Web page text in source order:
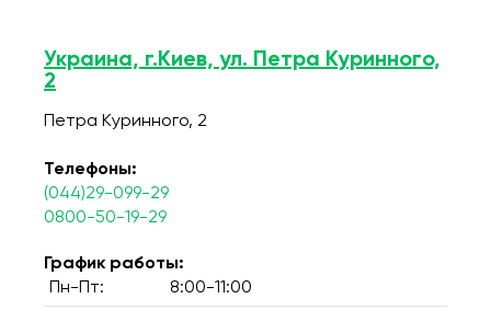
Украина, г.Киев, ул. Петра Куринного,
2
Петра Куринного, 2
Телефоны:
(044)29-099-29
0800-50-19-29
График работы:
Пн-Пт:
8:00-11:00